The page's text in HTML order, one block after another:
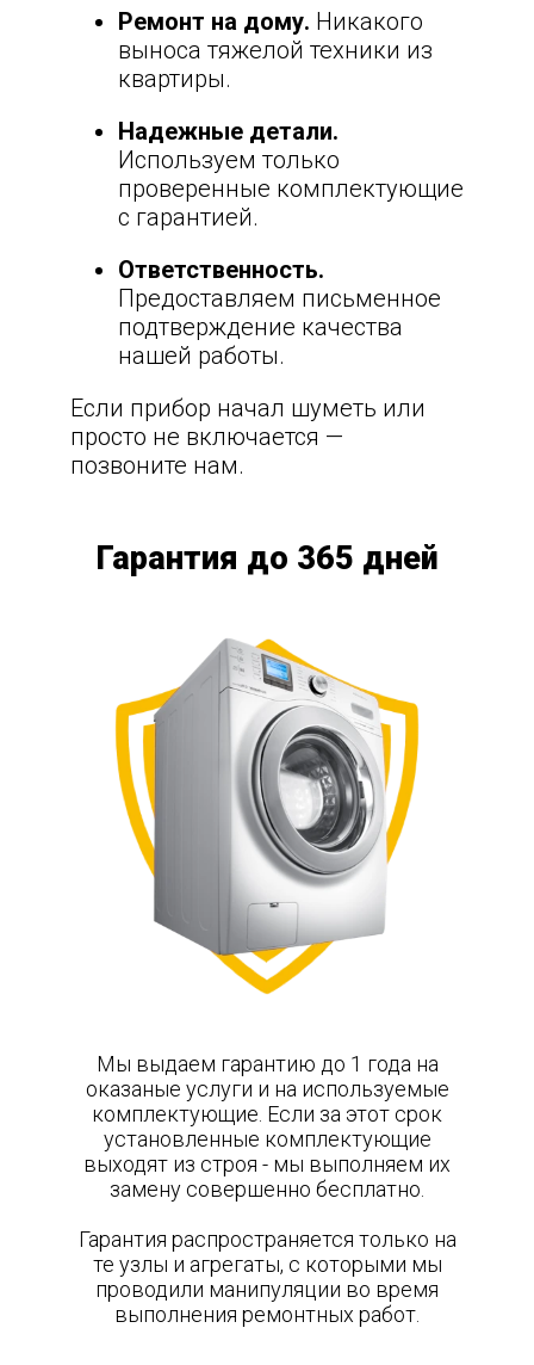
Ремонт на дому. Никакого
выноса тяжелой техники из
квартиры.
Надежные детали.
Используем только
проверенные комплектующие
с гарантией.
Ответственность.
Предоставляем письменное
подтверждение качества
нашей работы.
Если прибор начал шуметь или
просто не включается —
позвоните нам.
Гарантия до 365 дней
Мы выдаем гарантию до 1 года на
оказаные услуги и на используемые
комплектующие. Если за этот срок
установленные комплектующие
выходят из строя - мы выполняем их
замену совершенно бесплатно.
Гарантия распространяется только на
те узлы и агрегаты, с которыми мы
проводили манипуляции во время
выполнения ремонтных работ.